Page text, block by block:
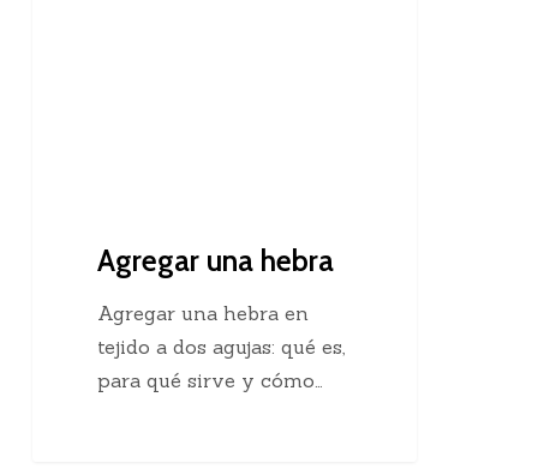
Agregar una hebra
Agregar una hebra en
tejido a dos agujas: qué es,
para qué sirve y cómo…